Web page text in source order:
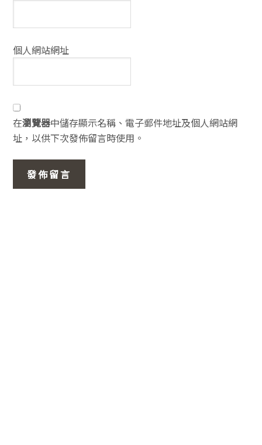
個人網站網址
在瀏覽器中儲存顯示名稱、電子郵件地址及個人網站網
址，以供下次發佈留言時使用。